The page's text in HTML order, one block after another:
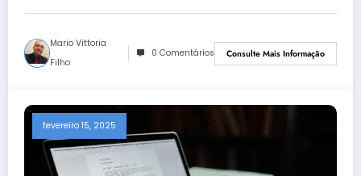
Mario Vittoria
Filho
0 Comentários Consulte Mais Informação
fevereiro 15, 2025